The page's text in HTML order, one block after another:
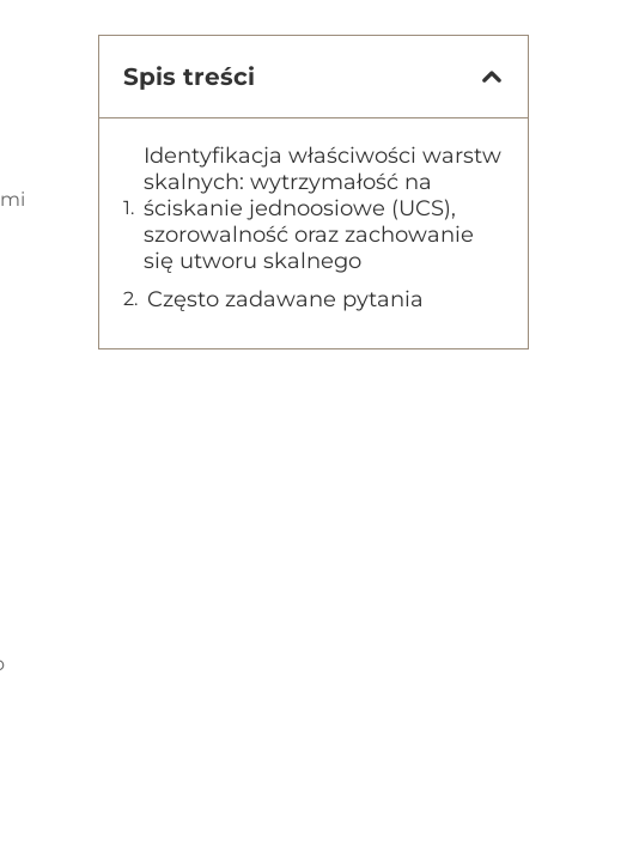
Spis treści
Identyfikacja właściwości warstw
skalnych: wytrzymałość na
ściskanie jednoosiowe (UCS),
szorowalność oraz zachowanie
się utworu skalnego
Często zadawane pytania